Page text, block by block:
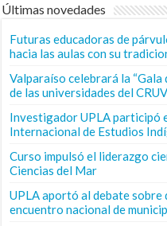
Últimas novedades
Futuras educadoras de
hacia las aulas con su
Valparaíso celebrará la
de las universidades del CRUV
Investigador UPLA participó
Internacional de Estudios
Curso impulsó el liderazgo
Ciencias del Mar
UPLA aportó al debate sobre
encuentro nacional de